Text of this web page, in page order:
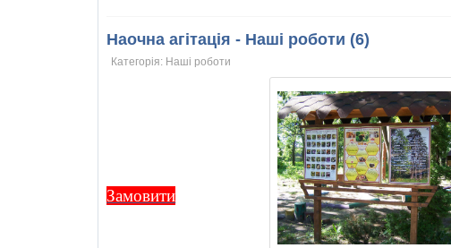
Наочна агітація - Наші роботи (6)
Категорія: Нашi роботи
Замовити